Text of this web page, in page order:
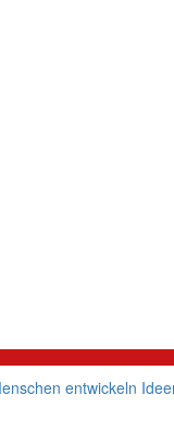
entwickeln